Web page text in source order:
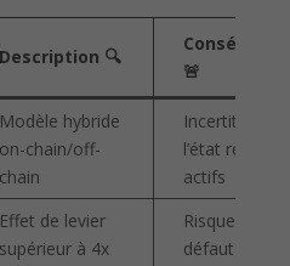
Description 🔍
🚨
Modèle hybride
on-chain/off-
chain
Incertitude
l’état réel des
actifs
Effet de levier
supérieur à 4x
Risque de
défaut élevé